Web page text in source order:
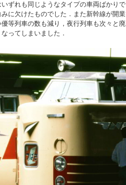
ずれも同じようなタイプの車両ばかりで
に欠けたものでした．また新幹線が開業
等列車の数も減り，夜行列車も次々と廃
ってしまいました．